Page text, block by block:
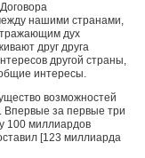
нашими странами,
дух
друг друга
другой страны,
интересы.
возможностей
Впервые за первые три
100 миллиардов
[123 миллиарда